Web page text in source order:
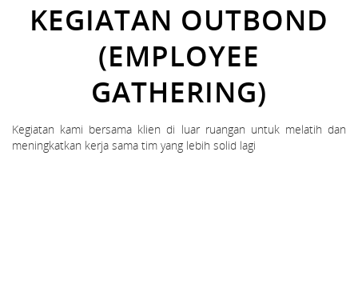
KEGIATAN OUTBOND
(EMPLOYEE
GATHERING)
Kegiatan kami bersama klien di luar ruangan untuk melatih dan
meningkatkan kerja sama tim yang lebih solid lagi